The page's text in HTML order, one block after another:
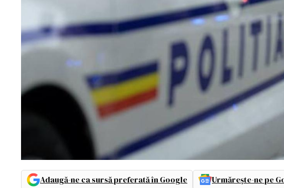
Adaugă-ne ca sursă preferată în Google Urmărește-ne pe